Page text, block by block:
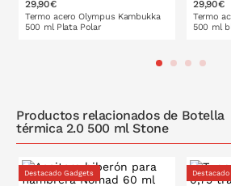
siempre a mano
No apta para el microondas,
29,90€
Termo acero Olympus Kambukka
500 ml Plata Polar
29,90€
Termo
500 ml
Productos relacionados de Botella
térmica 2.0 500 ml Stone
Destacado Gadgets